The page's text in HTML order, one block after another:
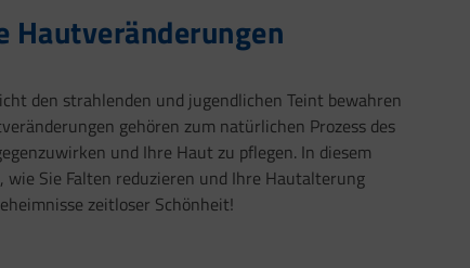
Hautveränderungen
den strahlenden und jugendlichen Teint bewahren
gehören zum natürlichen Prozess des
und Ihre Haut zu pflegen. In diesem
Sie Falten reduzieren und Ihre Hautalterung
zeitloser Schönheit!